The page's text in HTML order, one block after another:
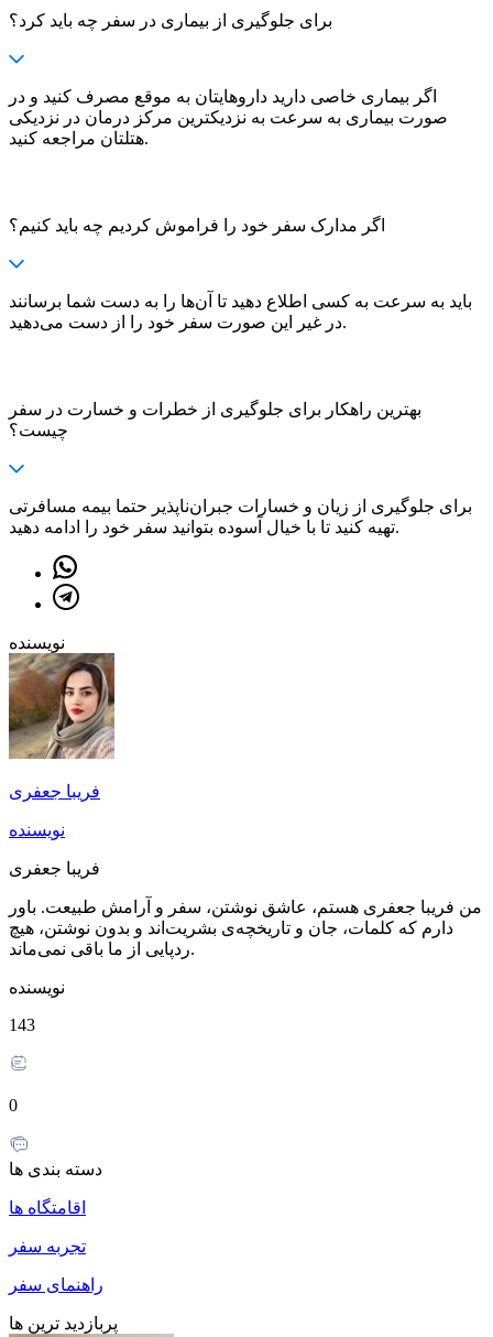
برای جلوگیری از بیماری در سفر چه باید کرد؟
اگر بیماری خاصی دارید داروهایتان به موقع مصرف کنید و در
صورت بیماری به سرعت به نزدیکترین مرکز درمان در نزدیکی
هتلتان مراجعه کنید.
اگر مدارک سفر خود را فراموش کردیم چه باید کنیم؟
باید به سرعت به کسی اطلاع دهید تا آن‌ها را به دست شما برسانند
در غیر این صورت سفر خود را از دست می‌دهید.
بهترین راهکار برای جلوگیری از خطرات و خسارت در سفر
چیست؟
برای جلوگیری از زیان و خسارات جبران‌ناپذیر حتما بیمه مسافرتی
تهیه کنید تا با خیال آسوده بتوانید سفر خود را ادامه دهید.
نویسنده
فریبا جعفری
نویسنده
فریبا جعفری
من فریبا جعفری هستم، عاشق نوشتن، سفر و آرامش طبیعت. باور
دارم که کلمات، جان و تاریخچه‌ی بشریت‌اند و بدون نوشتن، هیچ
ردپایی از ما باقی نمی‌ماند.
نویسنده
143
0
دسته بندی ها
اقامتگاه ها
تجربه سفر
راهنمای سفر
پربازدید ترین ها